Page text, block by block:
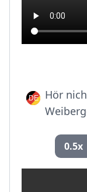
Hör
0.5x